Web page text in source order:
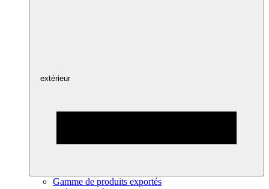
extérieur
Gamme de produits exportés